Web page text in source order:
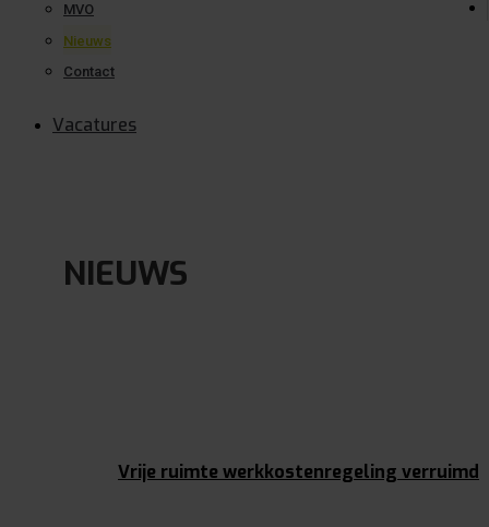
MVO
Nieuws
Contact
Vacatures
NIEUWS
Vrije ruimte werkkostenregeling verruimd